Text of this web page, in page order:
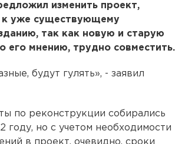
изменить проект,
к уже существующему
так как новую и старую
его мнению, трудно совместить.
будут гулять», - заявил
по реконструкции собирались
году, но с учетом необходимости
в проект, очевидно, сроки